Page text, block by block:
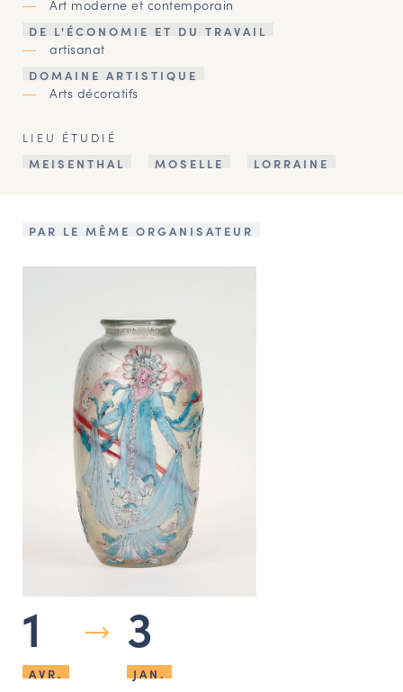
Art moderne et contemporain
DE L'ÉCONOMIE ET DU TRAVAIL
artisanat
DOMAINE ARTISTIQUE
Arts décoratifs
LIEU ÉTUDIÉ
MEISENTHAL
MOSELLE LORRAINE
PAR LE MÊME ORGANISATEUR
1
AVR.
3
JAN.